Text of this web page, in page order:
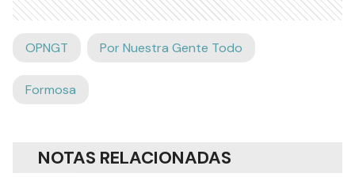
OPNGT Por Nuestra Gente Todo
Formosa
NOTAS RELACIONADAS